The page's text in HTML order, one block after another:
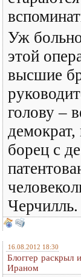
Уж
этой
высшие
голову –
борец с
Черчилль.
16.08.2012 18:30
Блоггер раскрыл
Ираном